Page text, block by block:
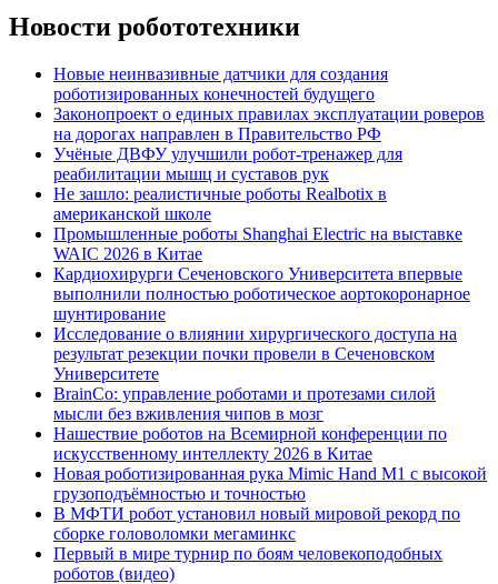
Новости робототехники
Новые неинвазивные датчики для создания
роботизированных конечностей будущего
Законопроект о единых правилах эксплуатации роверов
на дорогах направлен в Правительство РФ
Учёные ДВФУ улучшили робот-тренажер для
реабилитации мышц и суставов рук
Не зашло: реалистичные роботы Realbotix в
американской школе
Промышленные роботы Shanghai Electric на выставке
WAIC 2026 в Китае
Кардиохирурги Сеченовского Университета впервые
выполнили полностью роботическое аортокоронарное
шунтирование
Исследование о влиянии хирургического доступа на
результат резекции почки провели в Сеченовском
Университете
BrainCo: управление роботами и протезами силой
мысли без вживления чипов в мозг
Нашествие роботов на Всемирной конференции по
искусственному интеллекту 2026 в Китае
Новая роботизированная рука Mimic Hand M1 с высокой
грузоподъёмностью и точностью
В МФТИ робот установил новый мировой рекорд по
сборке головоломки мегаминкс
Первый в мире турнир по боям человекоподобных
роботов (видео)